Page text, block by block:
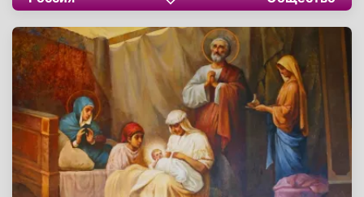
Марии - матери Иисуса Христа.